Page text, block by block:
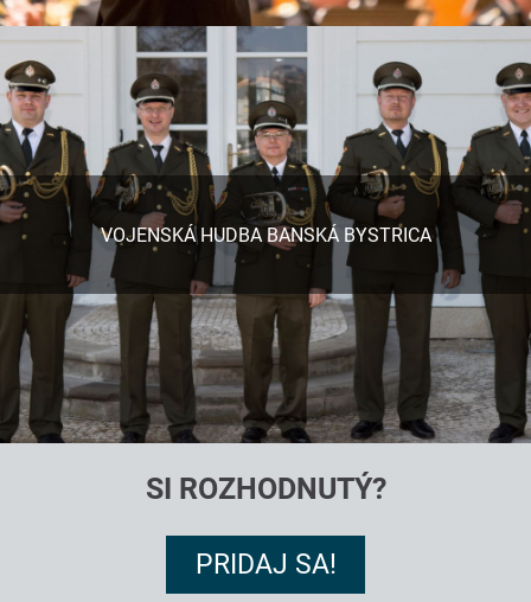
VOJENSKÁ HUDBA BANSKÁ BYSTRICA
SI ROZHODNUTÝ?
PRIDAJ SA!